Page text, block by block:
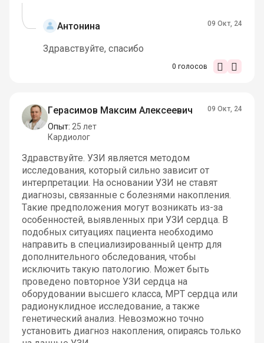
Антонина 09 Окт, 24
Здравствуйте, спасибо
0 голосов
Герасимов Максим Алексеевич
Опыт: 25 лет
Кардиолог
09 Окт, 24
Здравствуйте. УЗИ является методом
исследования, который сильно зависит от
интерпретации. На основании УЗИ не ставят
диагнозы, связанные с болезнями накопления.
Такие предположения могут возникать из-за
особенностей, выявленных при УЗИ сердца. В
подобных ситуациях пациента необходимо
направить в специализированный центр для
дополнительного обследования, чтобы
исключить такую патологию. Может быть
проведено повторное УЗИ сердца на
оборудовании высшего класса, МРТ сердца или
радионуклидное исследование, а также
генетический анализ. Невозможно точно
установить диагноз накопления, опираясь только